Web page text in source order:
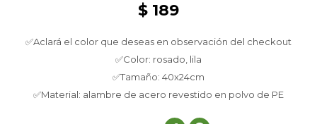
$ 189
✅Aclará el color que deseas en observación del checkout
✅Color: rosado, lila
✅Tamaño: 40x24cm
✅Material: alambre de acero revestido en polvo de PE